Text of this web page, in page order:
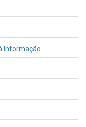
Informação